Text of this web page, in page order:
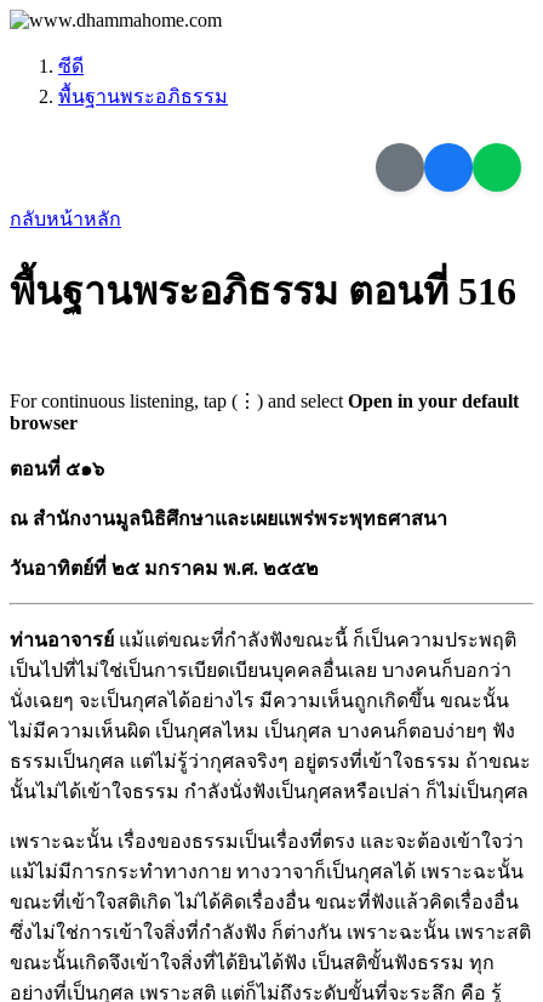
ซีดี
พื้นฐานพระอภิธรรม
กลับหน้าหลัก
พื้นฐานพระอภิธรรม ตอนที่ 516
For continuous listening, tap (⋮) and select Open in your default
browser
ตอนที่ ๕๑๖
ณ สำนักงานมูลนิธิศึกษาและเผยแพร่พระพุทธศาสนา
วันอาทิตย์ที่ ๒๕ มกราคม พ.ศ. ๒๕๕๒
ท่านอาจารย์ แม้แต่ขณะที่กำลังฟังขณะนี้ ก็เป็นความประพฤติ
เป็นไปที่ไม่ใช่เป็นการเบียดเบียนบุคคลอื่นเลย บางคนก็บอกว่า
นั่งเฉยๆ จะเป็นกุศลได้อย่างไร มีความเห็นถูกเกิดขึ้น ขณะนั้น
ไม่มีความเห็นผิด เป็นกุศลไหม เป็นกุศล บางคนก็ตอบง่ายๆ ฟัง
ธรรมเป็นกุศล แต่ไม่รู้ว่ากุศลจริงๆ อยู่ตรงที่เข้าใจธรรม ถ้าขณะ
นั้นไม่ได้เข้าใจธรรม กำลังนั่งฟังเป็นกุศลหรือเปล่า ก็ไม่เป็นกุศล
เพราะฉะนั้น เรื่องของธรรมเป็นเรื่องที่ตรง และจะต้องเข้าใจว่า
แม้ไม่มีการกระทำทางกาย ทางวาจาก็เป็นกุศลได้ เพราะฉะนั้น
ขณะที่เข้าใจสติเกิด ไม่ได้คิดเรื่องอื่น ขณะที่ฟังแล้วคิดเรื่องอื่น
ซึ่งไม่ใช่การเข้าใจสิ่งที่กำลังฟัง ก็ต่างกัน เพราะฉะนั้น เพราะสติ
ขณะนั้นเกิดจึงเข้าใจสิ่งที่ได้ยินได้ฟัง เป็นสติขั้นฟังธรรม ทุก
อย่างที่เป็นกุศล เพราะสติ แต่ก็ไม่ถึงระดับขั้นที่จะระลึก คือ รู้